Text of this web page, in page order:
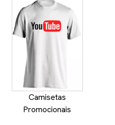
Camisetas
Promocionais